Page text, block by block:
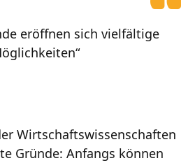
eröffnen sich vielfältige
Wirtschaftswissenschaften
Gründe: Anfangs können